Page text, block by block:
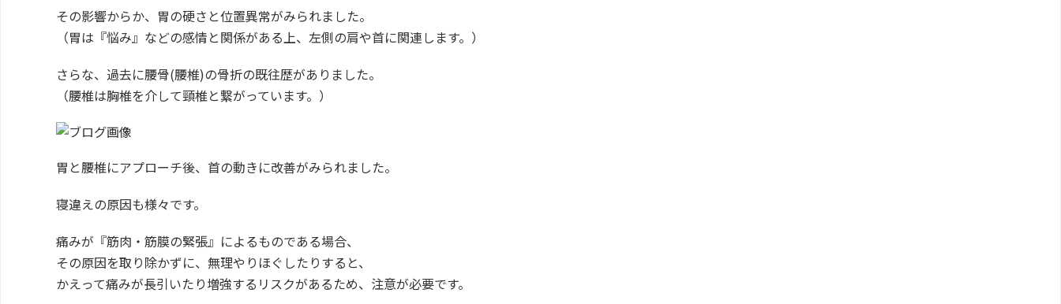
その影響からか、胃の硬さと位置異常がみられました。
（胃は『悩み』などの感情と関係がある上、左側の肩や首に関連します。）
さらな、過去に腰骨(腰椎)の骨折の既往歴がありました。
（腰椎は胸椎を介して頸椎と繋がっています。）
胃と腰椎にアプローチ後、首の動きに改善がみられました。
寝違えの原因も様々です。
痛みが『筋肉・筋膜の緊張』によるものである場合、
その原因を取り除かずに、無理やりほぐしたりすると、
かえって痛みが長引いたり増強するリスクがあるため、注意が必要です。